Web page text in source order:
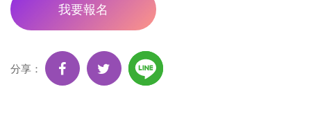
我要報名
分享：